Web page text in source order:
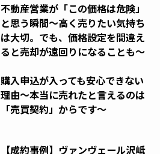
不動産営業が「この価格は危険」
と思う瞬間～高く売りたい気持ち
は大切。でも、価格設定を間違え
ると売却が遠回りになることも～
購入申込が入っても安心できない
理由～本当に売れたと言えるのは
「売買契約」からです～
【成約事例】ヴァンヴェール沢岻